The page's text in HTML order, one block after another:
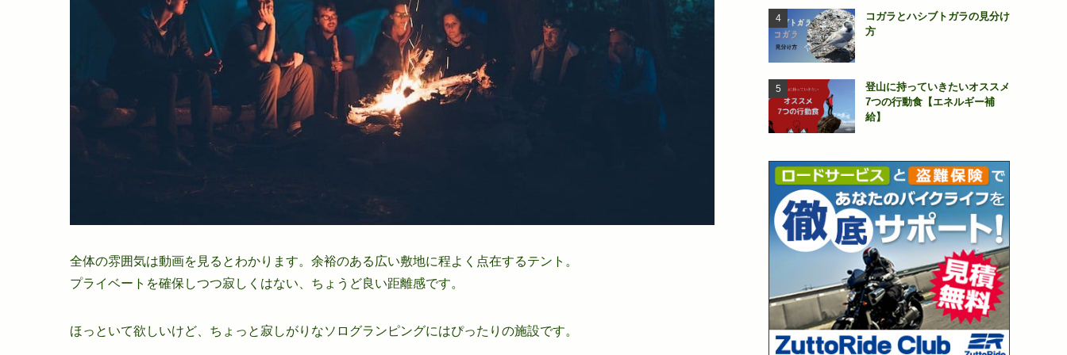
全体の雰囲気は動画を見るとわかります。余裕のある広い敷地に程よく点在するテント。
プライベートを確保しつつ寂しくはない、ちょうど良い距離感です。
ほっといて欲しいけど、ちょっと寂しがりなソログランピングにはぴったりの施設です。
コガラとハシブトガラの見分け
方
登山に持っていきたいオススメ
7つの行動食【エネルギー補
給】